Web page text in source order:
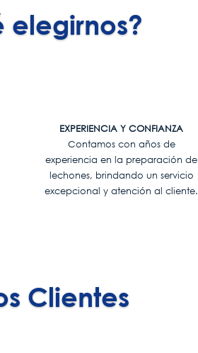
elegirnos?
EXPERIENCIA Y CONFIANZA
Contamos con años de
experiencia en la preparación de
lechones, brindando un servicio
excepcional y atención al cliente.
Clientes